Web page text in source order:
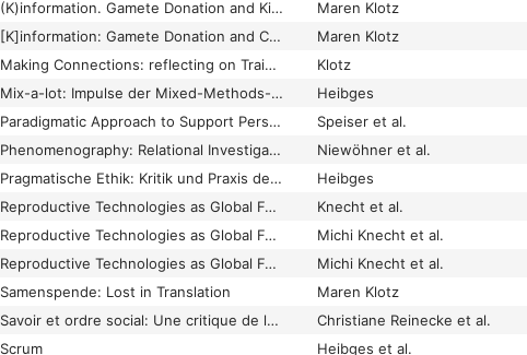
(K)information. Gamete Donation and Kinship Knowledge in Germany and Britain
Maren Klotz
[K]information: Gamete Donation and Constitution of Kinship through Knowledge-Management in Britain and Germany – an Ethnographic Exploration
Maren Klotz
Making Connections: reflecting on Trains, Kinship, and Information Technology
Klotz
Mix-a-lot: Impulse der Mixed-Methods-Forschung für die Empirische Kulturwissenschaft
Heibges
Paradigmatic Approach to Support Personalized Counseling With Digital Health (iKNOW)
Speiser et al.
Phenomenography: Relational Investigations into Modes of Being-in-the-World
Niewöhner et al.
Pragmatische Ethik: Kritik und Praxis des Wissensformats Ethik-Antrag für die Ethnografie
Heibges
Reproductive Technologies as Global Form: Ethnographies of Knowledge, Practices, and Transnational Encounters
Knecht et al.
Reproductive Technologies as Global Form: Introduction
Michi Knecht et al.
Reproductive Technologies as Global Form. Ethnographies of Knowledge, Practices, and Transnational Encounters
Michi Knecht et al.
Samenspende: Lost in Translation
Maren Klotz
Savoir et ordre social: Une critique de la société du savoir. Avec un commentaire de Stefan Beck. Traduit de l’allemand par Anne Joly, en collaboration avec Friedhelm Hoffmann
Christiane Reinecke et al.
Scrum
Heibges et al.